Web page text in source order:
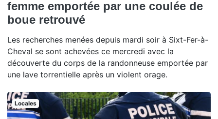
femme emportée par une coulée de
boue retrouvé
Les recherches menées depuis mardi soir à Sixt-Fer-à-
Cheval se sont achevées ce mercredi avec la
découverte du corps de la randonneuse emportée par
une lave torrentielle après un violent orage.
Locales